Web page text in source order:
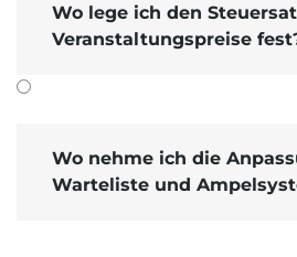
Veranstaltungen
Hier können Sie den
Wo lege ich den
Veranstaltungspreise
Wo nehme ich die
Warteliste und